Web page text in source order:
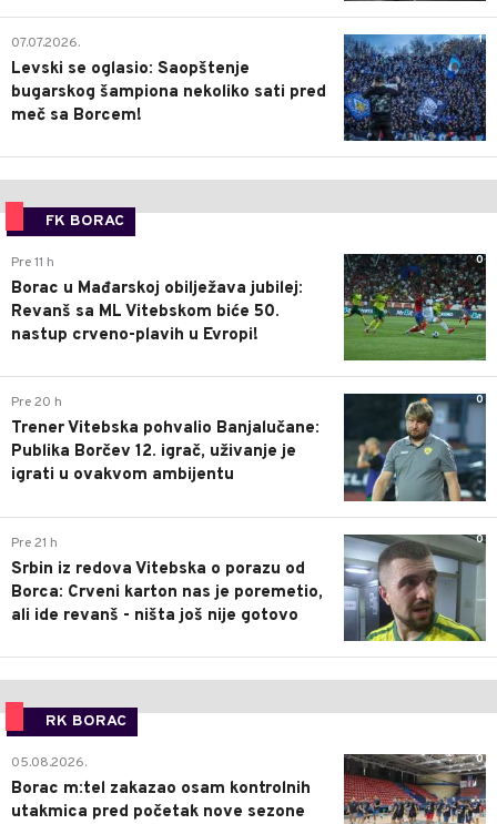
1
07.07.2026.
Levski se oglasio: Saopštenje
bugarskog šampiona nekoliko sati pred
meč sa Borcem!
FK BORAC
0
Pre 11 h
Borac u Mađarskoj obilježava jubilej:
Revanš sa ML Vitebskom biće 50.
nastup crveno-plavih u Evropi!
0
Pre 20 h
Trener Vitebska pohvalio Banjalučane:
Publika Borčev 12. igrač, uživanje je
igrati u ovakvom ambijentu
0
Pre 21 h
Srbin iz redova Vitebska o porazu od
Borca: Crveni karton nas je poremetio,
ali ide revanš - ništa još nije gotovo
RK BORAC
0
05.08.2026.
Borac m:tel zakazao osam kontrolnih
utakmica pred početak nove sezone